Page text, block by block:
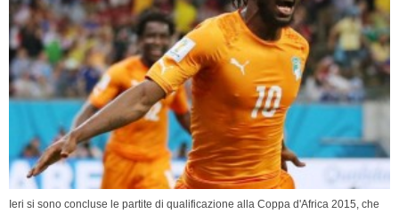
Ieri si sono concluse le partite di qualificazione alla Coppa d'Africa 2015, che